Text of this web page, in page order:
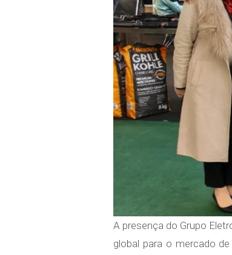
A presença do Grupo
global para o mercado